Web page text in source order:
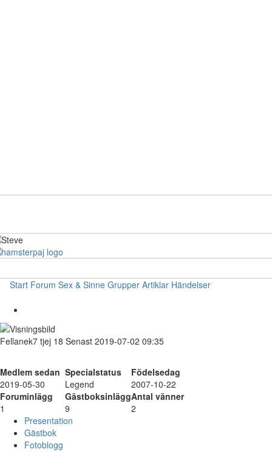
Start Forum Sex & Sinne Grupper Artiklar Händelser
Fellanek7 tjej 18 Senast 2019-07-02 09:35
Medlem sedan Specialstatus
Födelsedag
2019-05-30
Legend
2007-10-22
Foruminlägg
GästboksinläggAntal vänner
1
9
2
Presentation
Gästbok
Fotoblogg